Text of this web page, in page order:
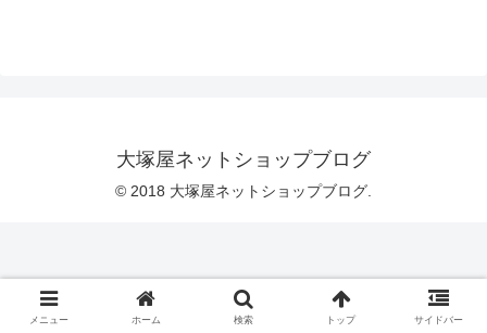
ずは、名古屋の車道本店から♪ ／名古屋
では１階の奥の方の、麻コーナー付近に
陳列しています。入荷と同時に、お求め
をいただくほど、注目度
大塚屋ネットショップブログ
© 2018 大塚屋ネットショップブログ.
メニュー ホーム 検索 トップ サイドバー